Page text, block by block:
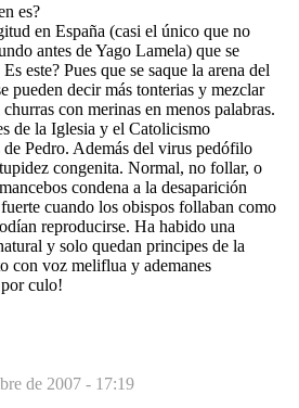
es?
en España (casi el único que no
antes de Yago Lamela) que se
este? Pues que se saque la arena del
pueden decir más tonterias y mezclar
con merinas en menos palabras.
de la Iglesia y el Catolicismo
Pedro. Además del virus pedófilo
congenita. Normal, no follar, o
condena a la desaparición
cuando los obispos follaban como
reproducirse. Ha habido una
y solo quedan principes de la
con voz meliflua y ademanes
culo!
de 2007 - 17:19